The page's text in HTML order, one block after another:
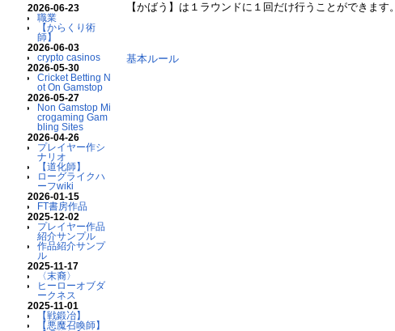
2026-06-23
職業
【からくり術
師】
2026-06-03
crypto casinos
2026-05-30
Cricket Betting N
ot On Gamstop
2026-05-27
Non Gamstop Mi
crogaming Gam
bling Sites
2026-04-26
プレイヤー作シ
ナリオ
【道化師】
ローグライクハ
ーフwiki
2026-01-15
FT書房作品
2025-12-02
プレイヤー作品
紹介サンプル
作品紹介サンプ
ル
2025-11-17
〈末裔〉
ヒーローオブダ
ークネス
2025-11-01
【戦鍛冶】
【悪魔召喚師】
【かばう】は１ラウンドに１回だけ行うことができます。
基本ルール